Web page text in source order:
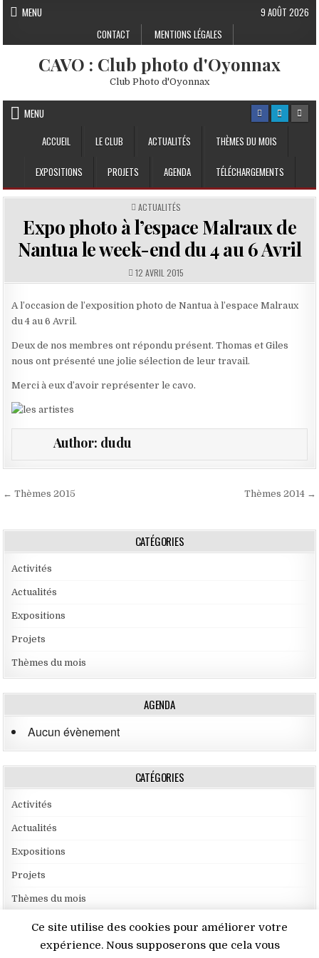
Skip to content
MENU
CONTACT
MENTIONS LÉGALES
9 AOÛT 2026
CAVO : Club photo d'Oyonnax
Club Photo d'Oyonnax
MENU
ACCUEIL
LE CLUB ACTUALITÉS THÈMES DU MOIS
EXPOSITIONS PROJETS AGENDA TÉLÉCHARGEMENTS
POSTED IN
ACTUALITÉS
Expo photo à l’espace Malraux de
Nantua le week-end du 4 au 6 Avril
PUBLISHED DATE:
12 AVRIL 2015
A l’occasion de l’exposition photo de Nantua à l’espace Malraux
du 4 au 6 Avril.
Deux de nos membres ont répondu présent. Thomas et Giles
nous ont présenté une jolie sélection de leur travail.
Merci à eux d’avoir représenter le cavo.
Author: dudu
Navigation de l’article Thèmes 2014 →
← Thèmes 2015
CATÉGORIES
Activités
Actualités
Expositions
Projets
Thèmes du mois
AGENDA
Aucun évènement
CATÉGORIES
Activités
Actualités
Expositions
Projets
Thèmes du mois
Ce site utilise des cookies pour améliorer votre
expérience. Nous supposerons que cela vous